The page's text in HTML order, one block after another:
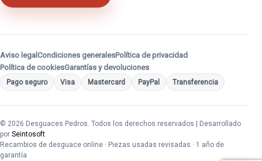
Aviso legal Condiciones generalesPolítica de privacidad
Política de cookiesGarantías y devoluciones
Pago seguro Visa Mastercard PayPal Transferencia
© 2026 Desguaces Pedros. Todos los derechos reservados | Desarrollado
por Seintosoft
Recambios de desguace online · Piezas usadas revisadas · 1 año de
garantía